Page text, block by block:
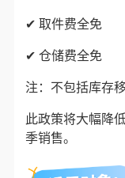
✔ 取件费全免
✔ 仓储费全免
注：不包括库存
此政策将大幅降
季销售。